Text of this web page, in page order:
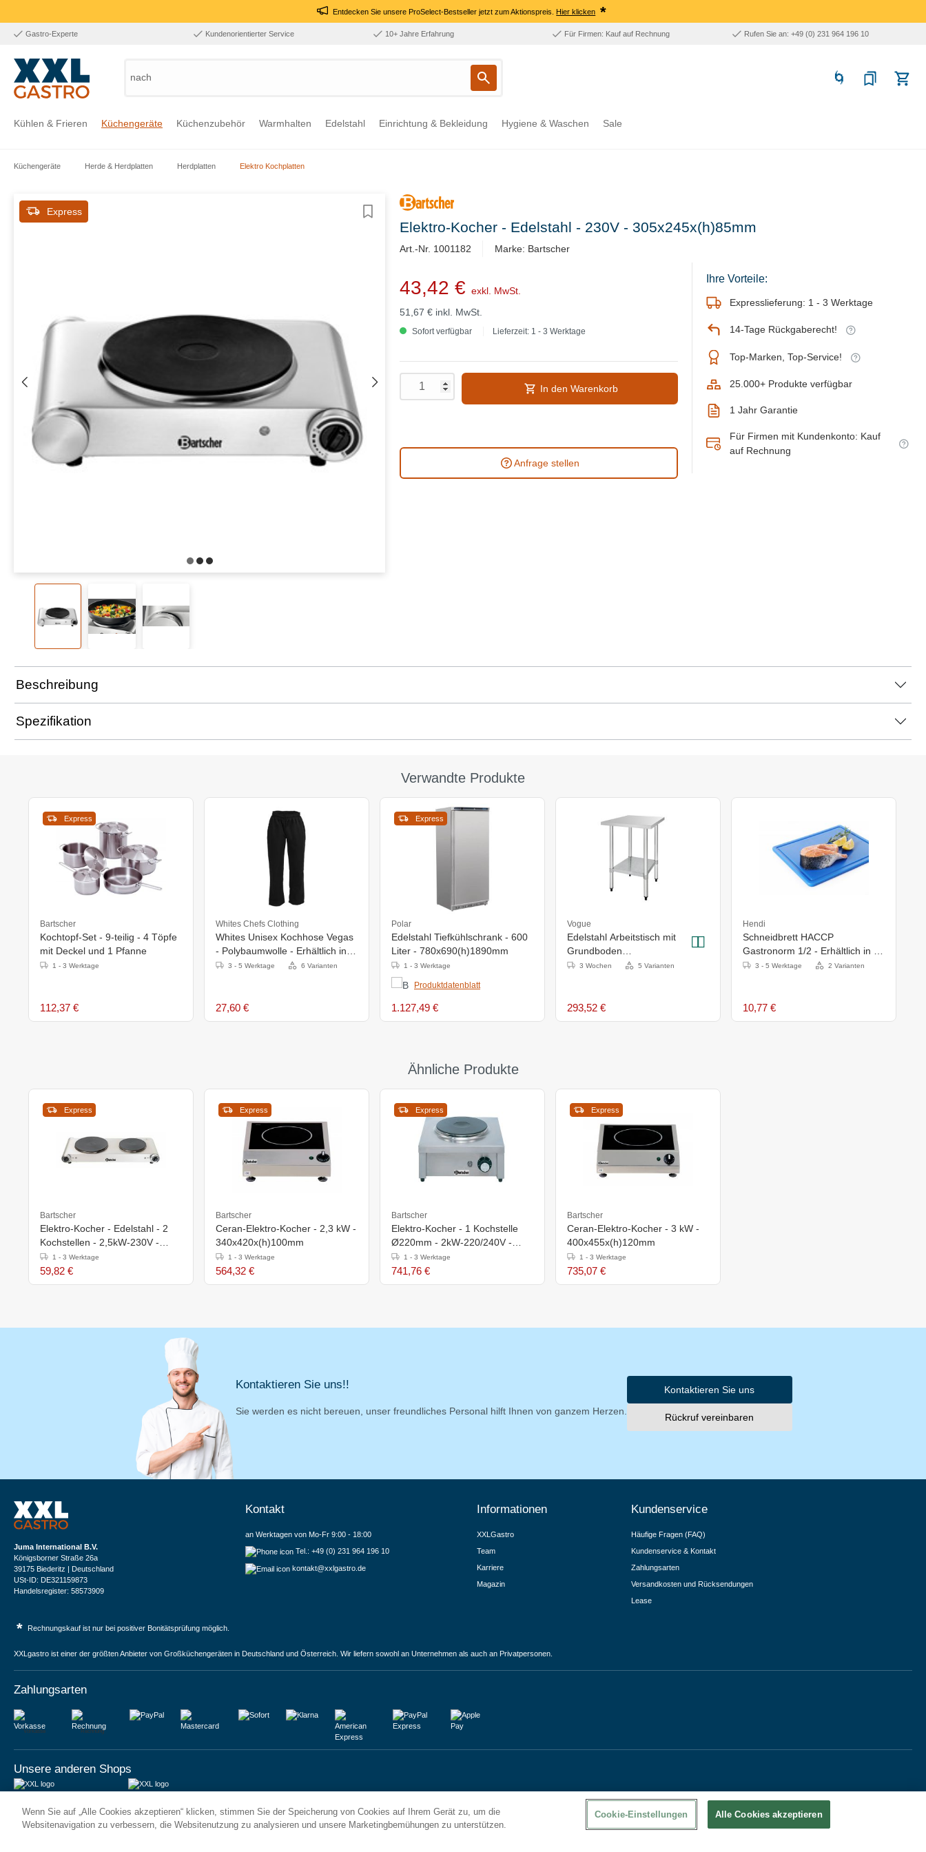
Entdecken Sie unsere ProSelect-Bestseller jetzt zum Aktionspreis.Hier klicken *
Gastro-Experte Kundenorientierter Service 10+ Jahre Erfahrung Für Firmen: Kauf auf Rechnung Rufen Sie an: +49 (0) 231 964 196 10
nach Pro
Kühlen & Frieren Küchengeräte Küchenzubehör Warmhalten Edelstahl Einrichtung & Bekleidung Hygiene & Waschen Sale
Küchengeräte Herde & Herdplatten Herdplatten Elektro Kochplatten
Express
Elektro-Kocher - Edelstahl - 230V - 305x245x(h)85mm
Art.-Nr. 1001182 Marke: Bartscher
43,42 € exkl. MwSt.
51,67 € inkl. MwSt.
Sofort verfügbar Lieferzeit: 1 - 3 Werktage
In den Warenkorb
Anfrage stellen
Ihre Vorteile:
Expresslieferung: 1 - 3 Werktage
14-Tage Rückgaberecht!
Top-Marken, Top-Service!
25.000+ Produkte verfügbar
1 Jahr Garantie
Für Firmen mit Kundenkonto: Kauf
auf Rechnung
Beschreibung
Spezifikation
Verwandte Produkte
Express
Bartscher
Kochtopf-Set - 9-teilig - 4 Töpfe
mit Deckel und 1 Pfanne
1 - 3 Werktage
112,37 €
Whites Chefs Clothing
Whites Unisex Kochhose Vegas
- Polybaumwolle - Erhältlich in 6
Größen
3 - 5 Werktage 6 Varianten
27,60 €
Express
Polar
Edelstahl Tiefkühlschrank - 600
Liter - 780x690(h)1890mm
1 - 3 Werktage
Produktdatenblatt
1.127,49 €
Vogue
Edelstahl Arbeitstisch mit
Grundboden
1500x600(H)x900mm
3 Wochen 5 Varianten
293,52 €
Hendi
Schneidbrett HACCP
Gastronorm 1/2 - Erhältlich in 7
Farben
3 - 5 Werktage 2 Varianten
10,77 €
Ähnliche Produkte
Express
Bartscher
Elektro-Kocher - Edelstahl - 2
Kochstellen - 2,5kW-230V -
535x225x(h)90mm
1 - 3 Werktage
59,82 €
Express
Bartscher
Ceran-Elektro-Kocher - 2,3 kW -
340x420x(h)100mm
1 - 3 Werktage
564,32 €
Express
Bartscher
Elektro-Kocher - 1 Kochstelle
Ø220mm - 2kW-220/240V -
350x350x(h)150mm
1 - 3 Werktage
741,76 €
Express
Bartscher
Ceran-Elektro-Kocher - 3 kW -
400x455x(h)120mm
1 - 3 Werktage
735,07 €
Kontaktieren Sie uns!!
Sie werden es nicht bereuen, unser freundliches Personal hilft Ihnen von ganzem Herzen.
Kontaktieren Sie uns
Rückruf vereinbaren
Juma International B.V.
Königsborner Straße 26a
39175 Biederitz | Deutschland
USt-ID: DE321159873
Handelsregister: 58573909
Kontakt
an Werktagen von Mo-Fr 9:00 - 18:00
Tel.: +49 (0) 231 964 196 10
kontakt@xxlgastro.de
Informationen
XXLGastro
Team
Karriere
Magazin
Kundenservice
Häufige Fragen (FAQ)
Kundenservice & Kontakt
Zahlungsarten
Versandkosten und Rücksendungen
Lease
* Rechnungskauf ist nur bei positiver Bonitätsprüfung möglich.
XXLgastro ist einer der größten Anbieter von Großküchengeräten in Deutschland und Österreich. Wir liefern sowohl an Unternehmen als auch an Privatpersonen.
Zahlungsarten
Vorkasse Rechnung
Unsere anderen Shops
6 Rue des Bateliers
92110 Clichy | France
Vrijheidweg 34
1521RR Wormerveer | Nederland
Wenn Sie auf „Alle Cookies akzeptieren“ klicken, stimmen Sie der Speicherung von Cookies auf Ihrem Gerät zu, um die
Websitenavigation zu verbessern, die Websitenutzung zu analysieren und unsere Marketingbemühungen zu unterstützen.
Cookie-Einstellungen Alle Cookies akzeptieren